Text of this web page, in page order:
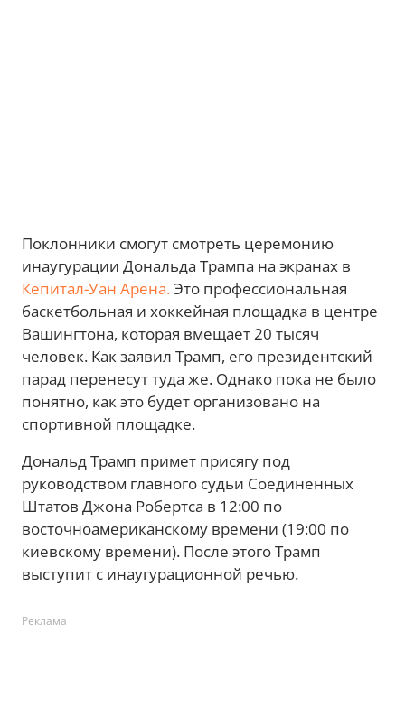
Поклонники смогут смотреть церемонию
инаугурации Дональда Трампа на экранах в
Кепитал-Уан Арена.Это профессиональная
баскетбольная и хоккейная площадка в центре
Вашингтона, которая вмещает 20 тысяч
человек. Как заявил Трамп, его президентский
парад перенесут туда же. Однако пока не было
понятно, как это будет организовано на
спортивной площадке.
Дональд Трамп примет присягу под
руководством главного судьи Соединенных
Штатов Джона Робертса в 12:00 по
восточноамериканскому времени (19:00 по
киевскому времени). После этого Трамп
выступит с инаугурационной речью.
Реклама